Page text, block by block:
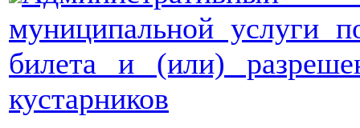
муниципальной услуги
билета и (или)
кустарников